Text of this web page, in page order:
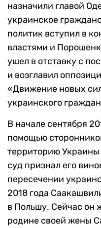
назначили главой
украинское
политик вступил в
властями и
ушел в отставку с
и возглавил
«Движение новых
украинского
В начале сентября
помощью
территорию
суд признал его
пересечении
2018 года
в Польшу. Сейчас он
родине своей жены